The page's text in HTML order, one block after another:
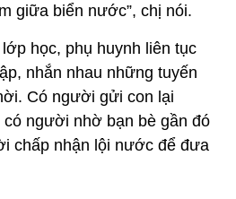
giữa biển nước”, chị nói.
học, phụ huynh liên tục
nhắn nhau những tuyến
Có người gửi con lại
người nhờ bạn bè gần đó
chấp nhận lội nước để đưa